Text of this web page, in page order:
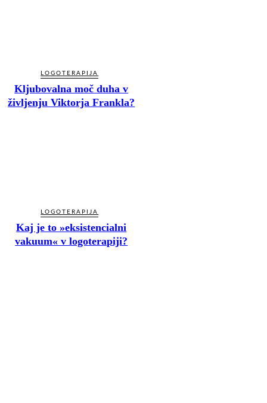
LOGOTERAPIJA
Kljubovalna moč duha v
življenju Viktorja Frankla?
LOGOTERAPIJA
Kaj je to »eksistencialni
vakuum« v logoterapiji?